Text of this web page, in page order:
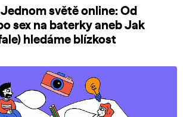
světě online: Od
sex na baterky aneb Jak
hledáme blízkost